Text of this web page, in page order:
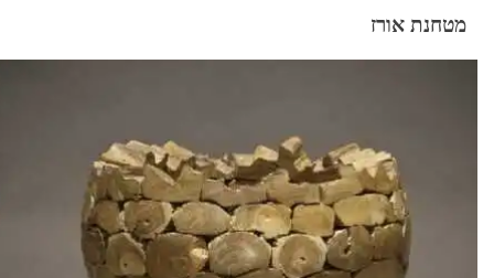
מטחנת אורז